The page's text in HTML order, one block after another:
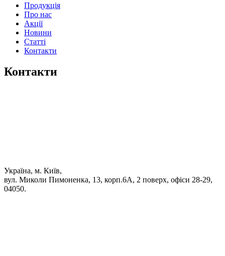
Продукція
Про нас
Акції
Новини
Статті
Контакти
Контакти
Україна, м. Київ,
вул. Миколи Пимоненка, 13, корп.6А, 2 поверх, офіси 28-29,
04050.